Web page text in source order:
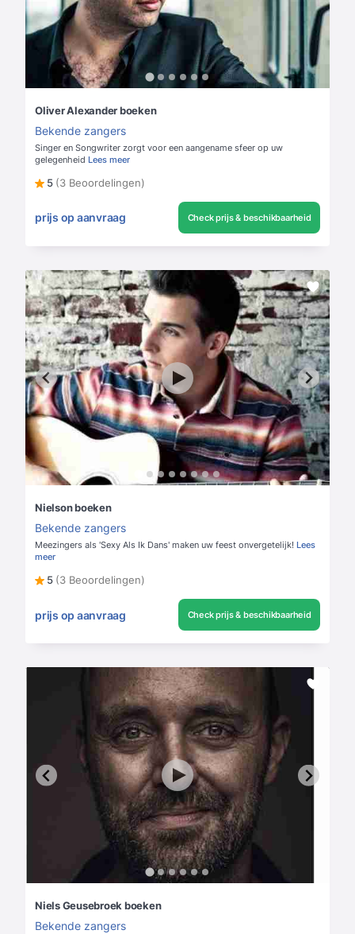
Oliver Alexander boeken
Bekende zangers
Singer en Songwriter zorgt voor een aangename sfeer op uw
gelegenheid Lees meer
5 (3 Beoordelingen)
prijs op aanvraag Check prijs & beschikbaarheid
Nielson boeken
Bekende zangers
Meezingers als 'Sexy Als Ik Dans' maken uw feest onvergetelijk! Lees
meer
5 (3 Beoordelingen)
prijs op aanvraag Check prijs & beschikbaarheid
Niels Geusebroek boeken
Bekende zangers